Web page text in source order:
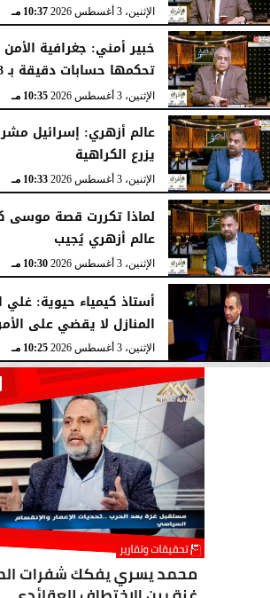
الإثنين، 3 أغسطس 2026 10:37 مـ
خبير أمني: جغرافية
تحكمها حسابات دقيقة بـ 3 جبهات...
الإثنين، 3 أغسطس 2026 10:35 مـ
عالم أزهري: إسرائيل
يزرع الكراهية
الإثنين، 3 أغسطس 2026 10:33 مـ
لماذا تكررت قصة موسى
عالم أزهري يُجيب
الإثنين، 3 أغسطس 2026 10:30 مـ
أستاذ كيمياء حيوية:
المنازل لا يقضي على
الإثنين، 3 أغسطس 2026 10:25 مـ